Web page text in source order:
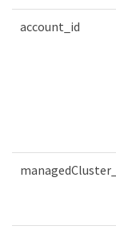
account_id